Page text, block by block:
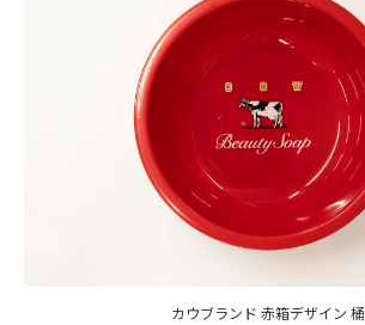
カウブランド 赤箱デザイン 桶